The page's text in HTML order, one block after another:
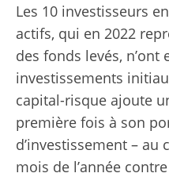
Les 10 investisseurs
actifs, qui en 2022
des fonds levés,
investissements
capital-risque ajoute
première fois à son
d’investissement –
mois de l’année